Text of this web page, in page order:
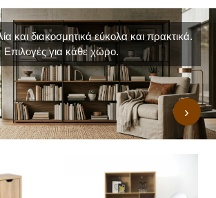
›
και διακοσμητικά εύκολα και πρακτικά.
Επιλογές για κάθε χώρο.